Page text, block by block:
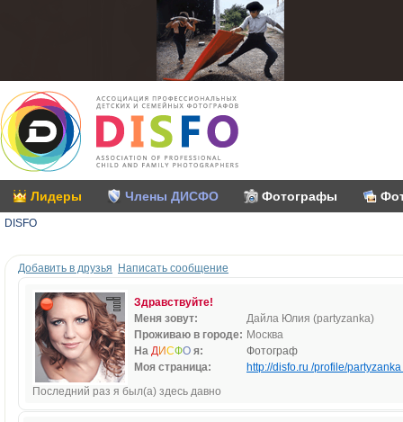
Лидеры Члены ДИСФО Фотографы
DISFO
Добавить в друзья Написать сообщение
Здравствуйте!
Меня зовут:
Дайла Юлия (partyzanka)
Проживаю в городе: Москва
На ДИСФО я:
Фотограф
Моя страница:
http://disfo.ru /profile/partyzanka
Последний раз я был(а) здесь давно